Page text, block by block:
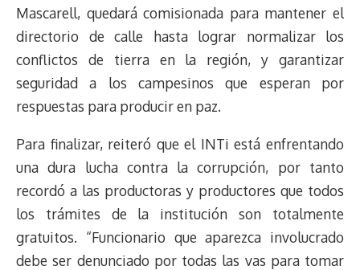
Mascarell, quedará comisionada para mantener el
directorio de calle hasta lograr normalizar los
conflictos de tierra en la región, y garantizar
seguridad a los campesinos que esperan por
respuestas para producir en paz.
Para finalizar, reiteró que el INTi está enfrentando
una dura lucha contra la corrupción, por tanto
recordó a las productoras y productores que todos
los trámites de la institución son totalmente
gratuitos. “Funcionario que aparezca involucrado
debe ser denunciado por todas las vas para tomar